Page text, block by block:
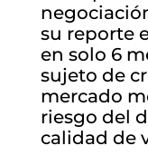
su reporte
en solo 6
sujeto de
mercado
riesgo del
calidad de